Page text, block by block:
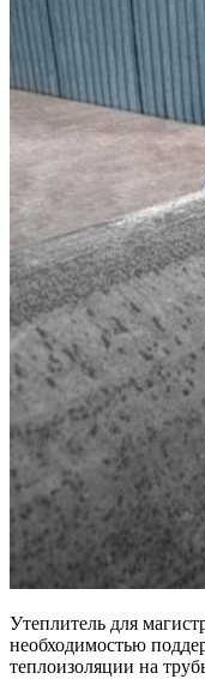
Утеплитель для
необходимостью
теплоизоляции на